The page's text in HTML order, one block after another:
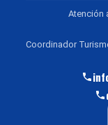
Atención
Coordinador